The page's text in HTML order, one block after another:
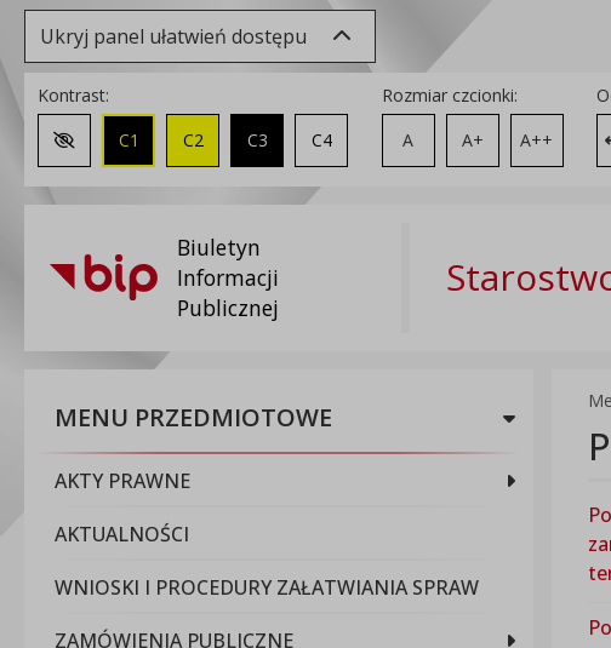
Ukryj panel ułatwień dostępu
Kontrast:
Zmień kontrast na domyślny
C1 C2 C3 C4
Rozmiar czcionki:
A
A+ A++
Biuletyn
Informacji
Publicznej
MENU PRZEDMIOTOWE
AKTY PRAWNE
AKTUALNOŚCI
WNIOSKI I PROCEDURY ZAŁATWIANIA SPRAW
ZAMÓWIENIA PUBLICZNE